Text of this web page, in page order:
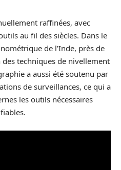
raffinées, avec
au fil des siècles. Dans le
de l’Inde, près de
techniques de nivellement
a aussi été soutenu par
de surveillances, ce qui a
les outils nécessaires